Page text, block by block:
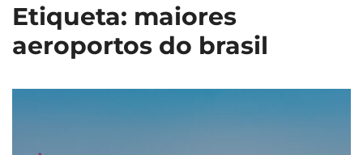
Etiqueta: maiores
aeroportos do brasil